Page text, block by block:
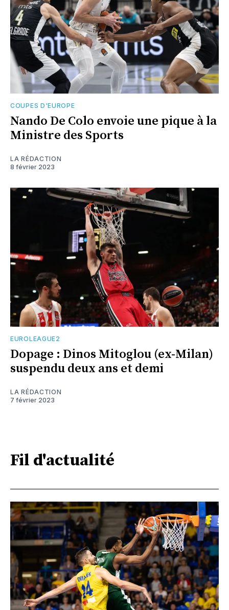
COUPES D'EUROPE
Nando De Colo envoie une pique à la
Ministre des Sports
LA RÉDACTION
8 février 2023
EUROLEAGUE2
Dopage : Dinos Mitoglou (ex-Milan)
suspendu deux ans et demi
LA RÉDACTION
7 février 2023
Fil d'actualité